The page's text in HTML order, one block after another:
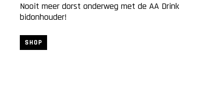
Nooit meer dorst onderweg met de AA Drink
bidonhouder!
SHOP